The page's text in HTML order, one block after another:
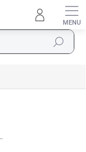
Hľadať